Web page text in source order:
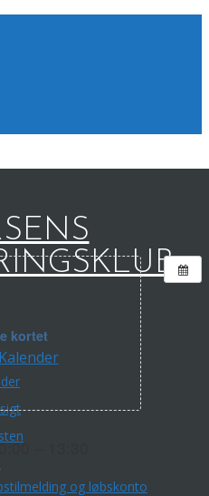
Kalender
og løbskonto
kortet
– 13:30